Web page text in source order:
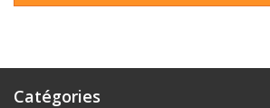
Catégories